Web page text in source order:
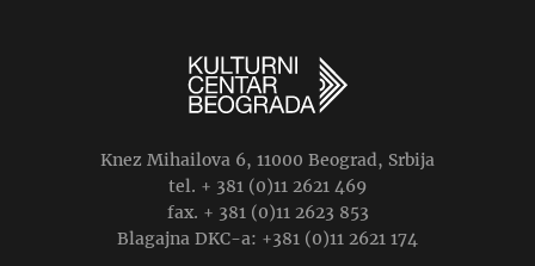
Knez Mihailova 6, 11000 Beograd, Srbija
tel. + 381 (0)11 2621 469
fax. + 381 (0)11 2623 853
Blagajna DKC-a: +381 (0)11 2621 174